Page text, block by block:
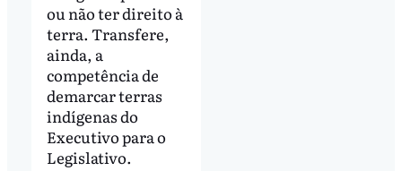
ou não ter direito à
terra. Transfere,
ainda, a
competência de
demarcar terras
indígenas do
Executivo para o
Legislativo.